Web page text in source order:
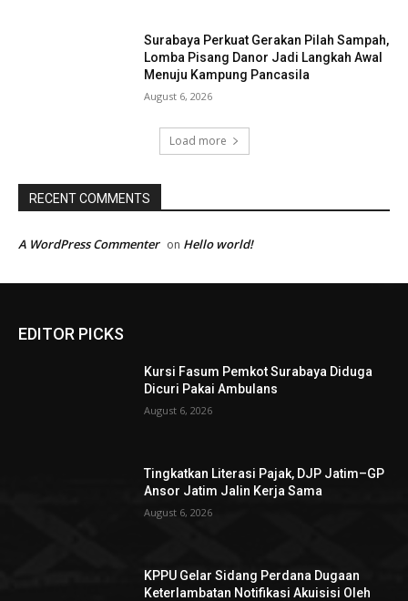
Surabaya Perkuat Gerakan Pilah Sampah,
Lomba Pisang Danor Jadi Langkah Awal
Menuju Kampung Pancasila
August 6, 2026
Load more
RECENT COMMENTS
A WordPress Commenter on Hello world!
EDITOR PICKS
Kursi Fasum Pemkot Surabaya Diduga
Dicuri Pakai Ambulans
August 6, 2026
Tingkatkan Literasi Pajak, DJP Jatim–GP
Ansor Jatim Jalin Kerja Sama
August 6, 2026
KPPU Gelar Sidang Perdana Dugaan
Keterlambatan Notifikasi Akuisisi Oleh